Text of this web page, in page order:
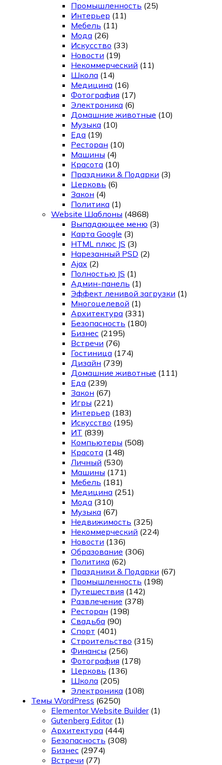
Промышленность (25)
Интерьер (11)
Мебель (11)
Мода (26)
Искусство (33)
Новости (19)
Некоммерческий (11)
Школа (14)
Медицина (16)
Фотография (17)
Электроника (6)
Домашние животные (10)
Музыка (10)
Еда (19)
Ресторан (10)
Машины (4)
Красота (10)
Праздники & Подарки (3)
Церковь (6)
Закон (4)
Политика (1)
Website Шаблоны (4868)
Выпадающее меню (3)
Карта Google (3)
HTML плюс JS (3)
Нарезанный PSD (2)
Ajax (2)
Полностью JS (1)
Админ-панель (1)
Эффект ленивой загрузки (1)
Многоцелевой (1)
Архитектура (331)
Безопасность (180)
Бизнес (2195)
Встречи (76)
Гостиница (174)
Дизайн (739)
Домашние животные (111)
Еда (239)
Закон (67)
Игры (221)
Интерьер (183)
Искусство (195)
ИТ (839)
Компьютеры (508)
Красота (148)
Личный (530)
Машины (171)
Мебель (181)
Медицина (251)
Мода (310)
Музыка (67)
Недвижимость (325)
Некоммерческий (224)
Новости (136)
Образование (306)
Политика (62)
Праздники & Подарки (67)
Промышленность (198)
Путешествия (142)
Развлечение (378)
Ресторан (198)
Свадьба (90)
Спорт (401)
Строительство (315)
Финансы (256)
Фотография (178)
Церковь (136)
Школа (205)
Электроника (108)
Темы WordPress (6250)
Elementor Website Builder (1)
Gutenberg Editor (1)
Архитектура (444)
Безопасность (308)
Бизнес (2974)
Встречи (77)